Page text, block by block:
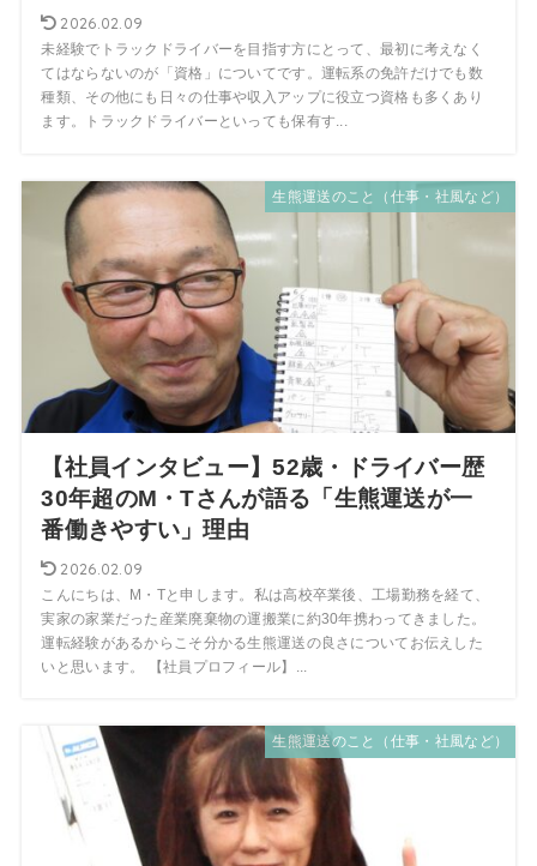
2026.02.09
未経験でトラックドライバーを目指す方にとって、最初に考えなく
てはならないのが「資格」についてです。運転系の免許だけでも数
種類、その他にも日々の仕事や収入アップに役立つ資格も多くあり
ます。トラックドライバーといっても保有す...
生熊運送のこと（仕事・社風など）
【社員インタビュー】52歳・ドライバー歴
30年超のM・Tさんが語る「生熊運送が一
番働きやすい」理由
2026.02.09
こんにちは、M・Tと申します。私は高校卒業後、工場勤務を経て、
実家の家業だった産業廃棄物の運搬業に約30年携わってきました。
運転経験があるからこそ分かる生熊運送の良さについてお伝えした
いと思います。 【社員プロフィール】...
生熊運送のこと（仕事・社風など）